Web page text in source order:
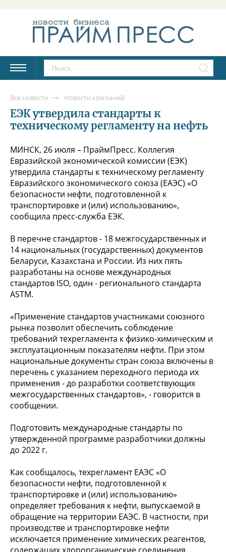
Все новости Новости компаний
ЕЭК утвердила стандарты к
техническому регламенту на нефть
МИНСК, 26 июля – ПраймПресс. Коллегия
Евразийской экономической комиссии (ЕЭК)
утвердила стандарты к техническому регламенту
Евразийского экономического союза (ЕАЭС) «О
безопасности нефти, подготовленной к
транспортировке и (или) использованию»,
сообщила пресс-служба ЕЭК.
В перечне стандартов - 18 межгосударственных и
14 национальных (государственных) документов
Беларуси, Казахстана и России. Из них пять
разработаны на основе международных
стандартов ISO, один - регионального стандарта
ASTM.
«Применение стандартов участниками союзного
рынка позволит обеспечить соблюдение
требований техрегламента к физико-химическим и
эксплуатационным показателям нефти. При этом
национальные документы стран союза включены в
перечень с указанием переходного периода их
применения - до разработки соответствующих
межгосударственных стандартов», - говорится в
сообщении.
Подготовить международные стандарты по
утвержденной программе разработчики должны
до 2022 г.
Как сообщалось, техрегламент ЕАЭС «О
безопасности нефти, подготовленной к
транспортировке и (или) использованию»
определяет требования к нефти, выпускаемой в
обращение на территории ЕАЭС. В частности, при
производстве и транспортировке нефти
исключается применение химических реагентов,